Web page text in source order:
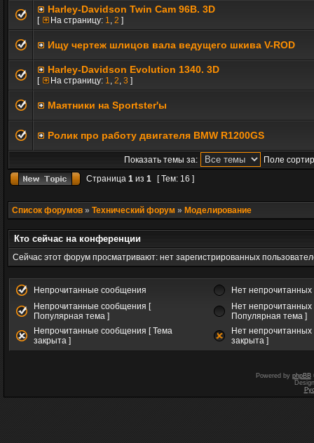
Harley-Davidson Twin Cam 96B. 3D
[ На страницу: 1, 2 ]
Ищу чертеж шлицов вала ведущего шкива V-ROD
Harley-Davidson Evolution 1340. 3D
[ На страницу: 1, 2, 3 ]
Маятники на Sportster'ы
Ролик про работу двигателя BMW R1200GS
Показать темы за:
Поле
Страница 1 из 1 [ Тем: 16 ]
Список форумов » Технический форум » Моделирование
Кто сейчас на конференции
Сейчас этот форум просматривают: нет зарегистрированных
Непрочитанные сообщения
Нет
Непрочитанные сообщения [
Популярная тема ]
Нет
Популярная тема ]
Непрочитанные сообщения [ Тема
закрыта ]
Нет
закрыта ]
Powered by phpBB